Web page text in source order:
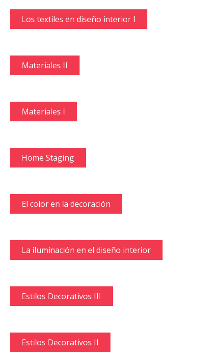
Los textiles en diseño interior I
Materiales II
Materiales I
Home Staging
El color en la decoración
La iluminación en el diseño interior
Estilos Decorativos III
Estilos Decorativos II